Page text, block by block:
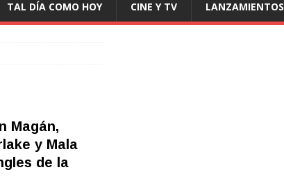
del 30 de diciembre de 2022 al 28 de diciembre de 2023 LO
TAL DÍA COMO HOY CINE Y TV LANZAMIENTOS
Magán,
y Mala
de la